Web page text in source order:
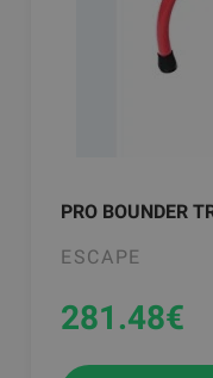
PRO BOUNDER
ESCAPE
281.48€